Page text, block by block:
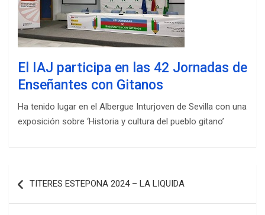
El IAJ participa en las 42 Jornadas de
Enseñantes con Gitanos
Ha tenido lugar en el Albergue Inturjoven de Sevilla con una
exposición sobre ‘Historia y cultura del pueblo gitano’
de
TITERES ESTEPONA 2024 – LA LIQUIDA